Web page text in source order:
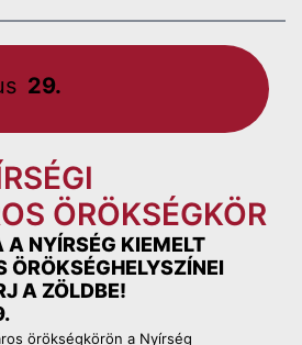
29.
ÖRÖKSÉGKÖR
A NYÍRSÉG KIEMELT
ÖRÖKSÉGHELYSZÍNEI
A ZÖLDBE!
örökségkörön a Nyírség